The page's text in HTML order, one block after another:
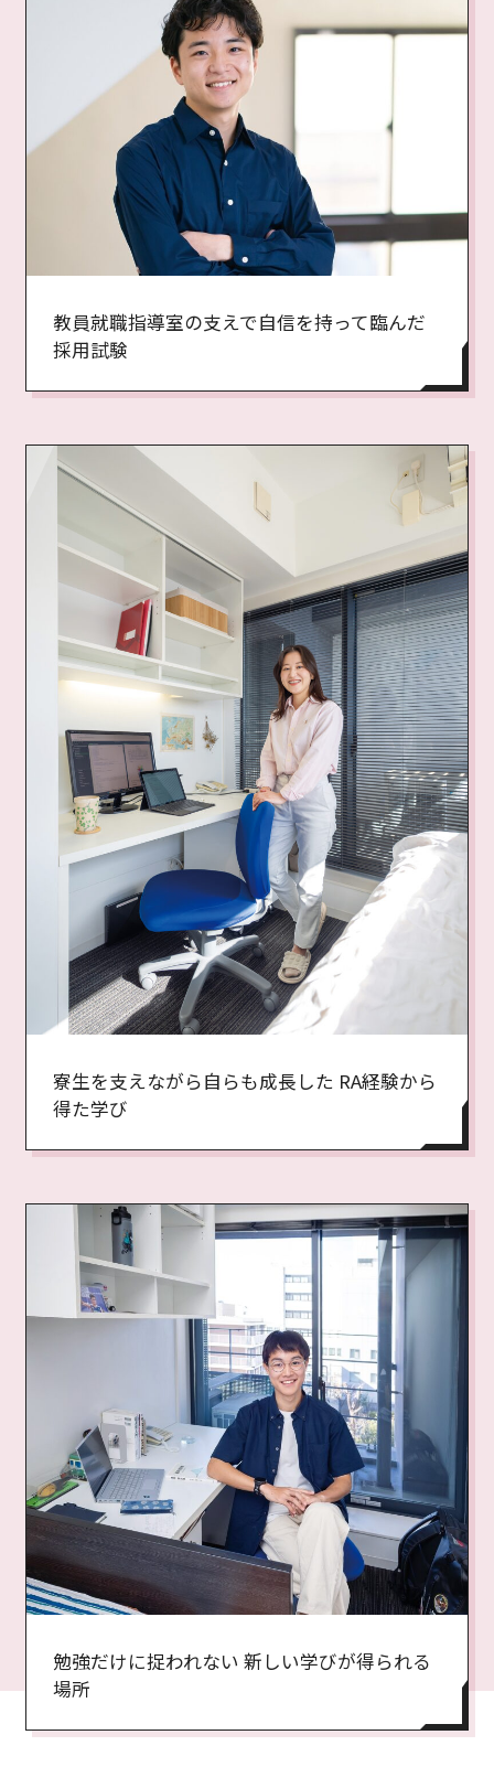
教員就職指導室の支えで自信を持って臨んだ
採用試験
寮生を支えながら自らも成長した RA経験から
得た学び
勉強だけに捉われない 新しい学びが得られる
場所